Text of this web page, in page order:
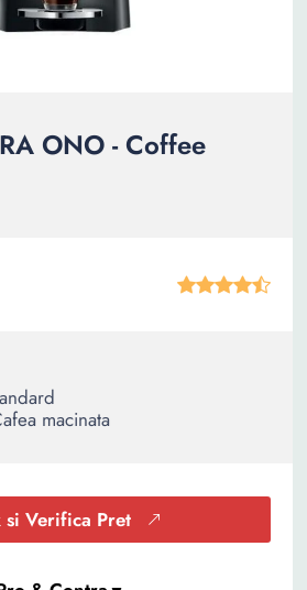
ONO - Coffee
macinata
si Verifica Pret